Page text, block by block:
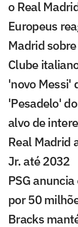
o Real
Europeus
Madrid
Clube
'novo Messi'
'Pesadelo'
alvo de
Real Madrid
Jr. até 2032
PSG
por 50
Bracks